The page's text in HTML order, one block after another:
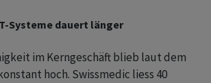
Systeme dauert länger
im Kerngeschäft blieb laut dem
hoch. Swissmedic liess 40